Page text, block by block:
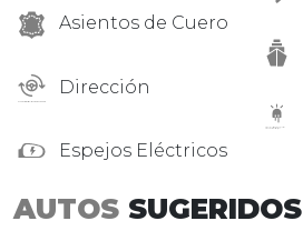
Asientos de Cuero
Dirección
Espejos Eléctricos
AUTOS SUGERIDOS